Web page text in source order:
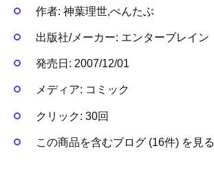
作者: 神葉理世,ぺんたぶ
出版社/メーカー: エンターブレイン
発売日: 2007/12/01
メディア: コミック
クリック: 30回
この商品を含むブログ (16件) を見る